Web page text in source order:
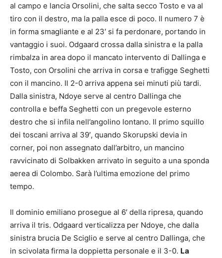
al campo e lancia Orsolini, che salta secco Tosto e va al
tiro con il destro, ma la palla esce di poco. Il numero 7 è
in forma smagliante e al 23′ si fa perdonare, portando in
vantaggio i suoi. Odgaard crossa dalla sinistra e la palla
rimbalza in area dopo il mancato intervento di Dallinga e
Tosto, con Orsolini che arriva in corsa e trafigge Seghetti
con il mancino. Il 2-0 arriva appena sei minuti più tardi.
Dalla sinistra, Ndoye serve al centro Dallinga che
controlla e beffa Seghetti con un pregevole esterno
destro che si infila nell’angolino lontano. Il primo squillo
dei toscani arriva al 39′, quando Skorupski devia in
corner, poi non assegnato dall’arbitro, un mancino
ravvicinato di Solbakken arrivato in seguito a una sponda
aerea di Colombo. Sarà l’ultima emozione del primo
tempo.
Il dominio emiliano prosegue al 6′ della ripresa, quando
arriva il tris. Odgaard verticalizza per Ndoye, che dalla
sinistra brucia De Sciglio e serve al centro Dallinga, che
in scivolata firma la doppietta personale e il 3-0. La